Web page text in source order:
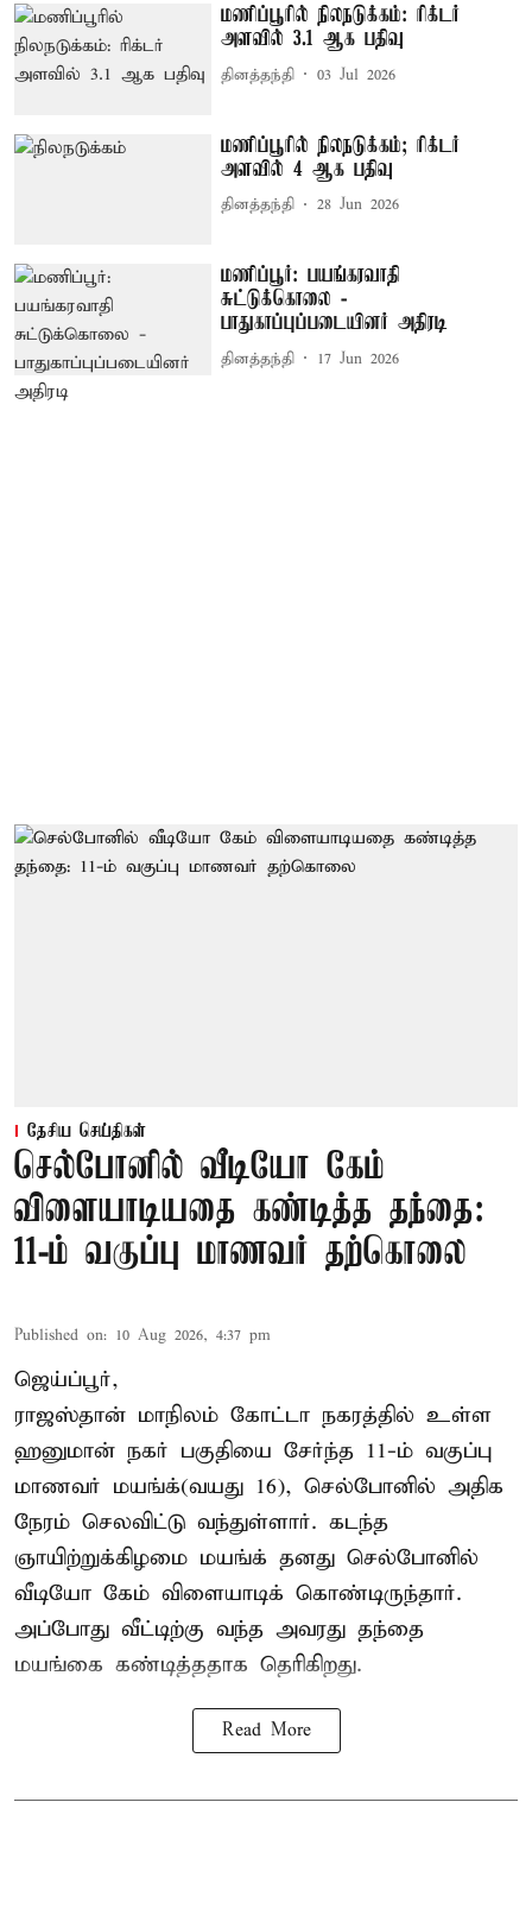
மணிப்பூரில் நிலநடுக்கம்: ரிக்டர்
அளவில் 3.1 ஆக பதிவு
தினத்தந்தி 03 Jul 2026
மணிப்பூரில் நிலநடுக்கம்; ரிக்டர்
அளவில் 4 ஆக பதிவு
தினத்தந்தி 28 Jun 2026
மணிப்பூர்: பயங்கரவாதி
சுட்டுக்கொலை -
பாதுகாப்புப்படையினர் அதிரடி
தினத்தந்தி 17 Jun 2026
தேசிய செய்திகள்
செல்போனில் வீடியோ கேம்
விளையாடியதை கண்டித்த தந்தை:
11-ம் வகுப்பு மாணவர் தற்கொலை
Published on: 10 Aug 2026, 4:37 pm
ஜெய்ப்பூர்,
ராஜஸ்தான் மாநிலம் கோட்டா நகரத்தில் உள்ள
ஹனுமான் நகர் பகுதியை சேர்ந்த 11-ம் வகுப்பு
மாணவர் மயங்க்(வயது 16), செல்போனில் அதிக
நேரம் செலவிட்டு வந்துள்ளார். கடந்த
ஞாயிற்றுக்கிழமை மயங்க் தனது செல்போனில்
வீடியோ கேம் விளையாடிக் கொண்டிருந்தார்.
அப்போது வீட்டிற்கு வந்த அவரது தந்தை
மயங்கை கண்டித்ததாக தெரிகிறது.
Read More